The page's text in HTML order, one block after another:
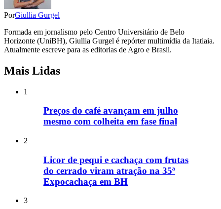
PorGiullia Gurgel
Formada em jornalismo pelo Centro Universitário de Belo
Horizonte (UniBH), Giullia Gurgel é repórter multimídia da Itatiaia.
Atualmente escreve para as editorias de Agro e Brasil.
Mais Lidas
1
Preços do café avançam em julho
mesmo com colheita em fase final
2
Licor de pequi e cachaça com frutas
do cerrado viram atração na 35ª
Expocachaça em BH
3